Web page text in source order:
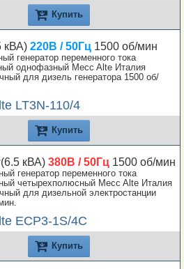
Купить
кВА) 220В / 50Гц 1500 об/мин
генератор переменного тока
однофазный Mecc Alte Италия
для дизель генератора 1500 об/
LT3N-110/4
Купить
(6.5 кВА) 380В / 50Гц 1500 об/мин
генератор переменного тока
четырехполюсный Mecc Alte Италия
для дизельной электростанции
ECP3-1S/4C
Купить